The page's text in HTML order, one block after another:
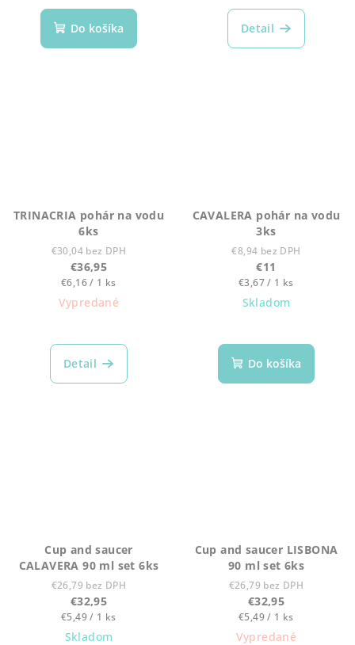
Do košíka Detail
TRINACRIA pohár na vodu
6ks
€30,04 bez DPH
€36,95
Jednotková
cena:
€6,16 / 1 ks
Vypredané
Detail
CAVALERA pohár na vodu
3ks
€8,94 bez DPH
€11
Jednotková
cena:
€3,67 / 1 ks
Skladom
Do košíka
Cup and saucer
CALAVERA 90 ml set 6ks
€26,79 bez DPH
€32,95
Jednotková
cena:
€5,49 / 1 ks
Skladom
Cup and saucer LISBONA
90 ml set 6ks
€26,79 bez DPH
€32,95
Jednotková
cena:
€5,49 / 1 ks
Vypredané